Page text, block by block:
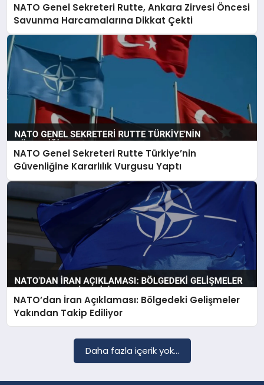
NATO Genel Sekreteri Rutte, Ankara Zirvesi Öncesi
Savunma Harcamalarına Dikkat Çekti
NATO Genel Sekreteri Rutte Türkiye’nin
Güvenliğine Kararlılık Vurgusu Yaptı
NATO’dan İran Açıklaması: Bölgedeki Gelişmeler
Yakından Takip Ediliyor
Daha fazla içerik yok...